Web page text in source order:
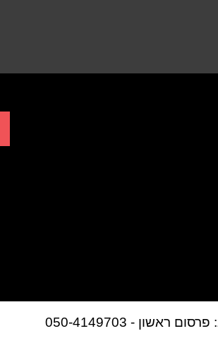
ראשון - 050-4149703